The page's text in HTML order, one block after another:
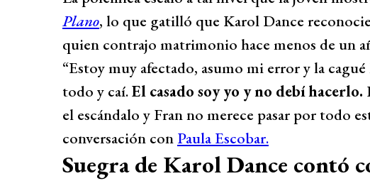
Plano, lo que gatilló que Karol Dance
quien contrajo matrimonio hace menos de un
“Estoy muy afectado, asumo mi error y la
todo y caí.El casado soy yo y no debí hacerlo.
el escándalo y Fran no merece pasar por todo
conversación con Paula Escobar.
Suegra de Karol Dance contó